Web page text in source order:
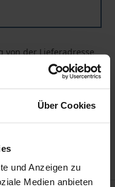
Über Cookies
und Anzeigen zu
Medien anbieten
von der Lieferadresse